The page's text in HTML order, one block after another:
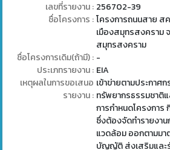
เลขที่รายงาน : 256702-39
ชื่อโครงการ : โครงการถนนสาย ส
เมืองสมุทรสงคราม
สมุทรสงคราม
ชื่อโครงการเดิม(ถ้ามี) : -
ประเภทรายงาน : EIA
เหตุผลในการขอเสนอ
รายงาน :
เข้าข่ายตามประกาศก
ทรัพยากรธรรมชาติ
การกำหนดโครงการ
ซึ่งต้องจัดทำรายงา
แวดล้อม ออกตามมา
บัญญัติ ส่งเสริมแล